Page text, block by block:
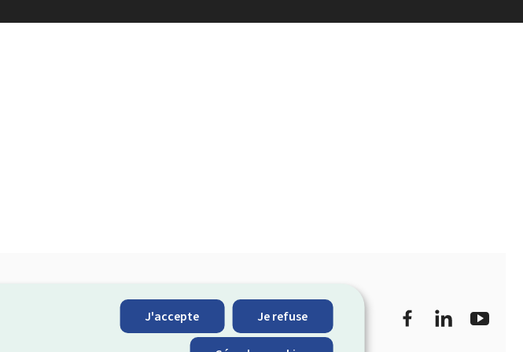
J'accepte Je refuse
Restez
FacebookLinkedIn
avec l’État informe sur les